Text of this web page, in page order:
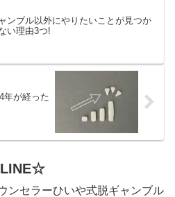
ンブル以外にやりたいことが見つか
い理由3つ!
年が経った
LINE☆
ンセラーひいや式脱ギャンブル